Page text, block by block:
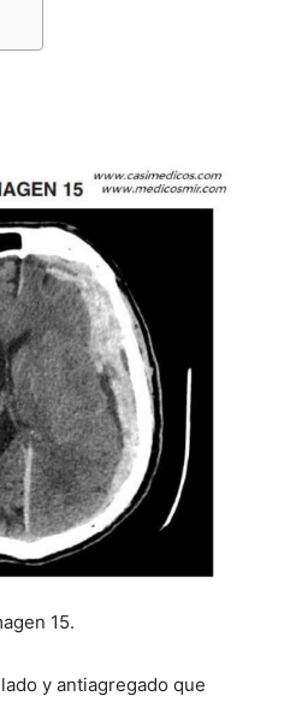
15.
y antiagregado que